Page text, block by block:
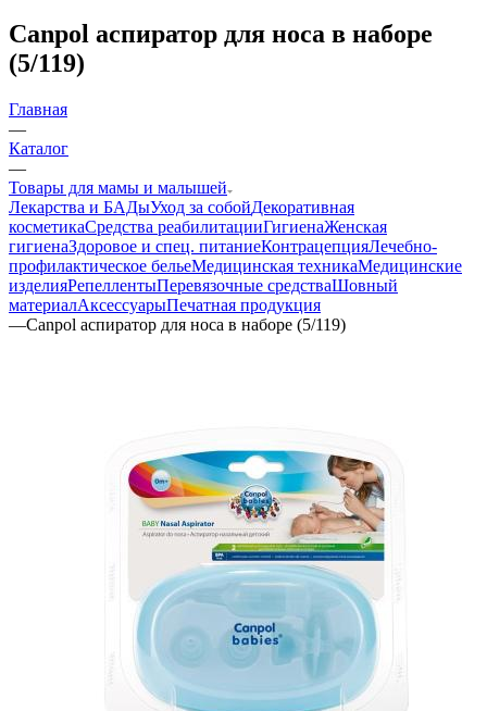
Canpol аспиратор для носа в наборе
(5/119)
Главная
—
Каталог
—
Товары для мамы и малышей
Лекарства и БАДыУход за собойДекоративная
косметикаСредства реабилитацииГигиенаЖенская
гигиенаЗдоровое и спец. питаниеКонтрацепцияЛечебно-
профилактическое бельеМедицинская техникаМедицинские
изделияРепеллентыПеревязочные средстваШовный
материалАксессуарыПечатная продукция
—Canpol аспиратор для носа в наборе (5/119)